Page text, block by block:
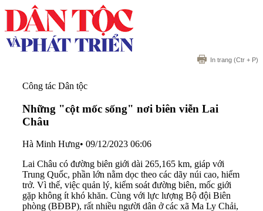
In trang (Ctr + P)
Công tác Dân tộc
Những "cột mốc sống" nơi biên viễn Lai
Châu
Hà Minh Hưng• 09/12/2023 06:06
Lai Châu có đường biên giới dài 265,165 km, giáp với
Trung Quốc, phần lớn nằm dọc theo các dãy núi cao, hiểm
trở. Vì thế, việc quản lý, kiểm soát đường biên, mốc giới
gặp không ít khó khăn. Cùng với lực lượng Bộ đội Biên
phòng (BĐBP), rất nhiều người dân ở các xã Ma Ly Chải,